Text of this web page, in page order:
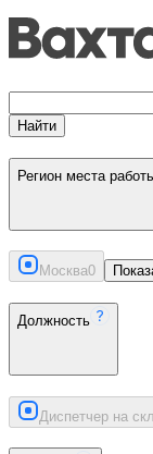
Найти
Регион места
Москва0
Должность
Диспетчер на